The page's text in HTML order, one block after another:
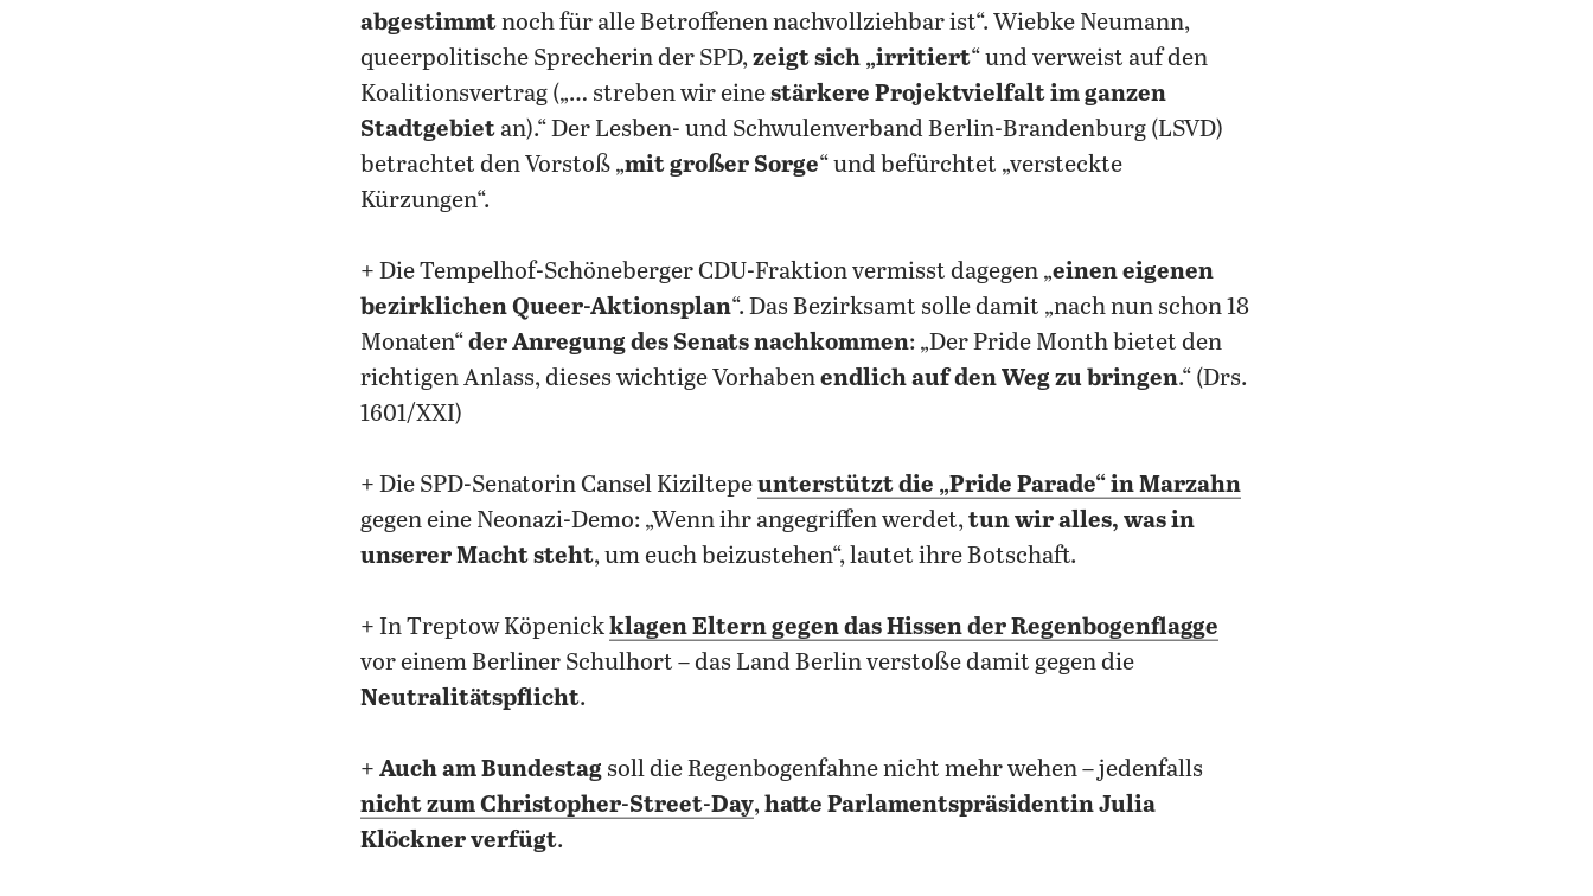
abgestimmtnoch für alle Betroffenen nachvollziehbar ist“. Wiebke Neumann,
queerpolitische Sprecherin der SPD,zeigt sich „irritiert“ und verweist auf den
Koalitionsvertrag („… streben wir einestärkere Projektvielfalt im ganzen
Stadtgebiet an).“ Der Lesben- und Schwulenverband Berlin-Brandenburg (LSVD)
betrachtet den Vorstoß „mit großer Sorge“ und befürchtet „versteckte
Kürzungen“.
+ Die Tempelhof-Schöneberger CDU-Fraktion vermisst dagegen „einen eigenen
bezirklichen Queer-Aktionsplan“. Das Bezirksamt solle damit „nach nun schon 18
Monaten“der Anregung des Senats nachkommen: „Der Pride Month bietet den
richtigen Anlass, dieses wichtige Vorhabenendlich auf den Weg zu bringen.“ (Drs.
1601/XXI)
+ Die SPD-Senatorin Cansel Kiziltepeunterstützt die „Pride Parade“ in Marzahn
gegen eine Neonazi-Demo: „Wenn ihr angegriffen werdet,tun wir alles, was in
unserer Macht steht, um euch beizustehen“, lautet ihre Botschaft.
+ In Treptow Köpenickklagen Eltern gegen das Hissen der Regenbogenflagge
vor einem Berliner Schulhort – das Land Berlin verstoße damit gegen die
Neutralitätspflicht.
+ Auch am Bundestag soll die Regenbogenfahne nicht mehr wehen – jedenfalls
nicht zum Christopher-Street-Day,hatte Parlamentspräsidentin Julia
Klöckner verfügt.